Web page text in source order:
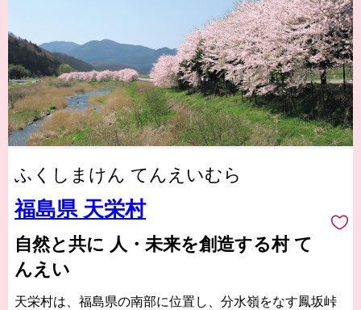
ふくしまけん てんえいむら
福島県 天栄村
自然と共に 人・未来を創造する村 て
んえい
天栄村は、福島県の南部に位置し、分水嶺をなす鳳坂峠